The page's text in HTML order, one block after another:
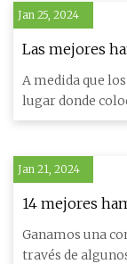
Jan 25, 2024
Las mejores
A medida que
lugar donde
su cuna.
Jan 21, 2024
14 mejores
verano
Ganamos una
través de algunos